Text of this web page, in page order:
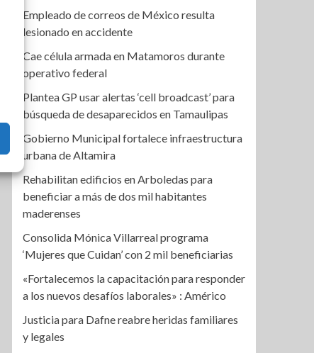
Empleado de correos de México resulta
lesionado en accidente
Cae célula armada en Matamoros durante
operativo federal
Plantea GP usar alertas ‘cell broadcast’ para
búsqueda de desaparecidos en Tamaulipas
Gobierno Municipal fortalece infraestructura
urbana de Altamira
Rehabilitan edificios en Arboledas para
beneficiar a más de dos mil habitantes
maderenses
Consolida Mónica Villarreal programa
‘Mujeres que Cuidan’ con 2 mil beneficiarias
«Fortalecemos la capacitación para responder
a los nuevos desafíos laborales» : Américo
Justicia para Dafne reabre heridas familiares
y legales